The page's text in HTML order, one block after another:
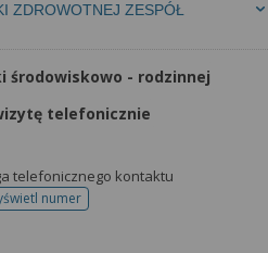
ZESPÓŁ
środowiskowo - rodzinnej
telefonicznie
telefonicznego kontaktu
numer
telefonu do rejestracji